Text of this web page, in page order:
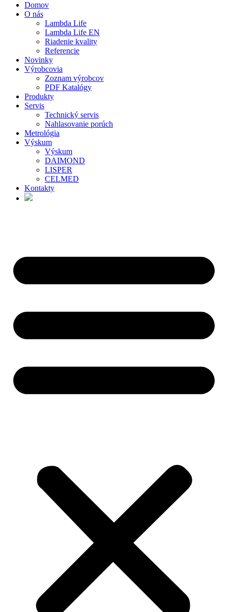
Domov
O nás
Lambda Life
Lambda Life EN
Riadenie kvality
Referencie
Novinky
Výrobcovia
Zoznam výrobcov
PDF Katalógy
Produkty
Servis
Technický servis
Nahlasovanie porúch
Metrológia
Výskum
Výskum
DAIMOND
LISPER
CELMED
Kontakty